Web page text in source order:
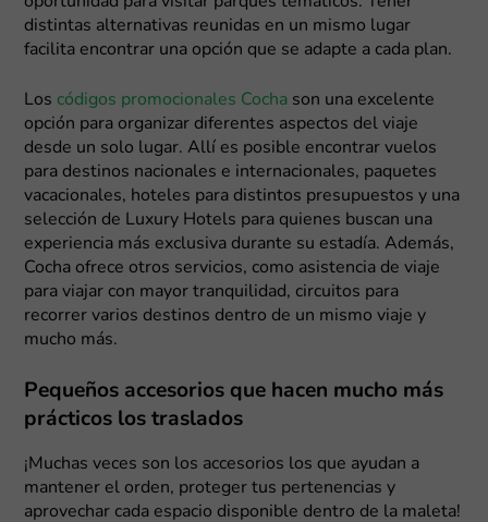
distintas alternativas reunidas en un mismo lugar
facilita encontrar una opción que se adapte a cada plan.
Los códigos promocionales Cocha son una excelente
opción para organizar diferentes aspectos del viaje
desde un solo lugar. Allí es posible encontrar vuelos
para destinos nacionales e internacionales, paquetes
vacacionales, hoteles para distintos presupuestos y una
selección de Luxury Hotels para quienes buscan una
experiencia más exclusiva durante su estadía. Además,
Cocha ofrece otros servicios, como asistencia de viaje
para viajar con mayor tranquilidad, circuitos para
recorrer varios destinos dentro de un mismo viaje y
mucho más.
Pequeños accesorios que hacen mucho más
prácticos los traslados
¡Muchas veces son los accesorios los que ayudan a
mantener el orden, proteger tus pertenencias y
aprovechar cada espacio disponible dentro de la maleta!